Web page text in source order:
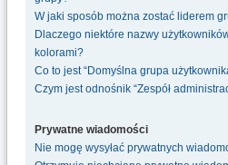
W jaki sposób można zostać liderem
Dlaczego niektóre nazwy
kolorami?
Co to jest “Domyślna grupa
Czym jest odnośnik “Zespół
Prywatne wiadomości
Nie mogę wysyłać prywatnych